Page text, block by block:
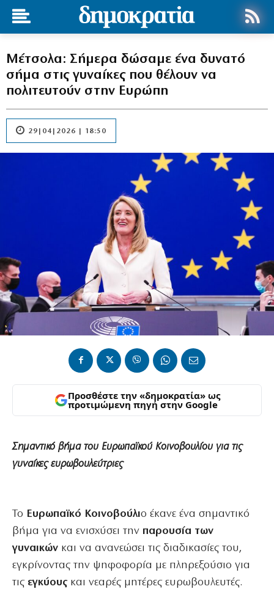
Μέτσολα: Σήμερα δώσαμε ένα δυνατό
σήμα στις γυναίκες που θέλουν να
πολιτευτούν στην Ευρώπη
29|04|2026 | 18:50
Προσθέστε την «δημοκρατία» ως
προτιμώμενη πηγή στην Google
Σημαντικό βήμα του Ευρωπαϊκού Κοινοβουλίου για τις
γυναίκες ευρωβουλεύτριες
Το Ευρωπαϊκό Κοινοβούλιο έκανε ένα σημαντικό
βήμα για να ενισχύσει την παρουσία των
γυναικών και να ανανεώσει τις διαδικασίες του,
εγκρίνοντας την ψηφοφορία με πληρεξούσιο για
τις εγκύους και νεαρές μητέρες ευρωβουλευτές.